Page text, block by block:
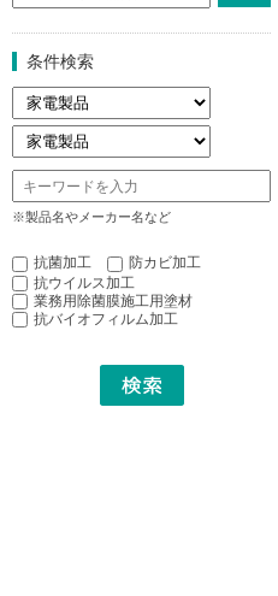
条件検索
※製品名やメーカー名など
抗菌加工
防カビ加工
抗ウイルス加工
業務用除菌膜施工用塗材
抗バイオフィルム加工